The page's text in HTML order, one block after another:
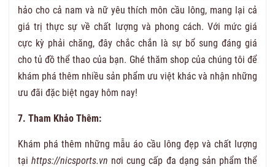
hảo cho cả nam và nữ yêu thích môn cầu lông, mang lại cả
giá trị thực sự về chất lượng và phong cách. Với mức giá
cực kỳ phải chăng, đây chắc chắn là sự bổ sung đáng giá
cho tủ đồ thể thao của bạn. Ghé thăm shop của chúng tôi để
khám phá thêm nhiều sản phẩm ưu việt khác và nhận những
ưu đãi đặc biệt ngay hôm nay!
7. Tham Khảo Thêm:
Khám phá thêm những mẫu áo cầu lông đẹp và chất lượng
tạihttps://nicsports.vn nơi cung cấp đa dạng sản phẩm thể